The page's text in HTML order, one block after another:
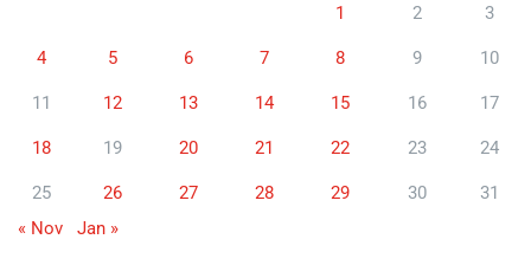
1 2 3
4 5 6 7 8 9 10
11 12 13 14 15 16 17
18 19 20 21 22 23 24
25 26 27 28 29 30
31
« Nov
Jan »